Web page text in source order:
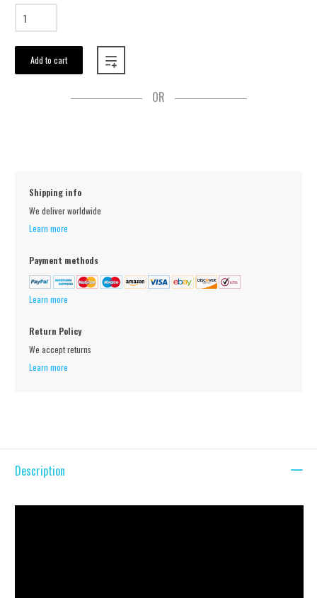
Add to cart
OR
Shipping info
We deliver worldwide
Learn more
Payment methods
Learn more
Return Policy
We accept returns
Learn more
Description